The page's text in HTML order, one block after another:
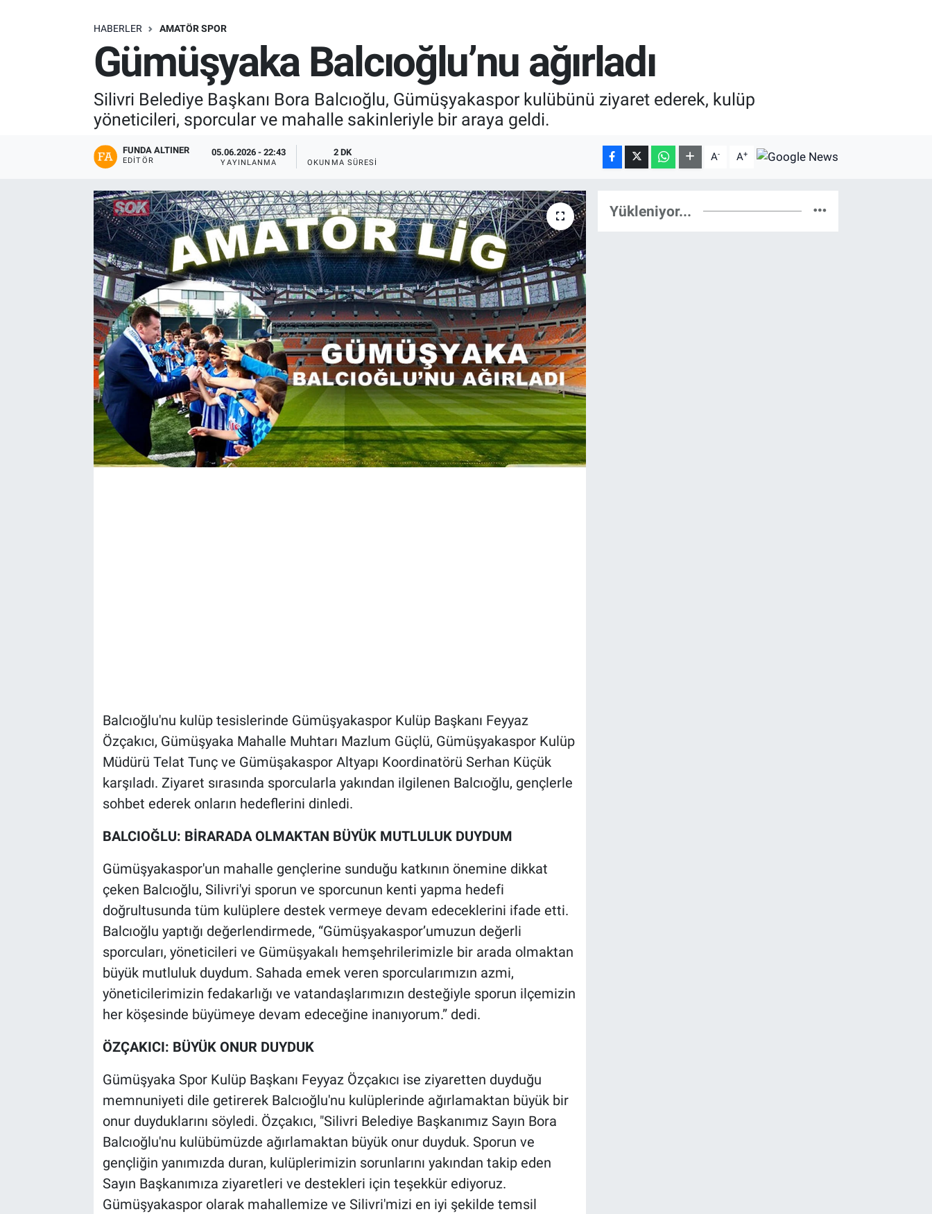
HABERLER AMATÖR SPOR
Gümüşyaka Balcıoğlu’nu ağırladı
Silivri Belediye Başkanı Bora Balcıoğlu, Gümüşyakaspor kulübünü ziyaret ederek, kulüp
yöneticileri, sporcular ve mahalle sakinleriyle bir araya geldi.
FUNDA ALTINER
EDITÖR
05.06.2026 - 22:43
YAYINLANMA
2 DK
OKUNMA SÜRESI A- A+
Balcıoğlu'nu kulüp tesislerinde Gümüşyakaspor Kulüp Başkanı Feyyaz
Özçakıcı, Gümüşyaka Mahalle Muhtarı Mazlum Güçlü, Gümüşyakaspor Kulüp
Müdürü Telat Tunç ve Gümüşakaspor Altyapı Koordinatörü Serhan Küçük
karşıladı. Ziyaret sırasında sporcularla yakından ilgilenen Balcıoğlu, gençlerle
sohbet ederek onların hedeflerini dinledi.
BALCIOĞLU: BİRARADA OLMAKTAN BÜYÜK MUTLULUK DUYDUM
Gümüşyakaspor'un mahalle gençlerine sunduğu katkının önemine dikkat
çeken Balcıoğlu, Silivri'yi sporun ve sporcunun kenti yapma hedefi
doğrultusunda tüm kulüplere destek vermeye devam edeceklerini ifade etti.
Balcıoğlu yaptığı değerlendirmede, “Gümüşyakaspor’umuzun değerli
sporcuları, yöneticileri ve Gümüşyakalı hemşehrilerimizle bir arada olmaktan
büyük mutluluk duydum. Sahada emek veren sporcularımızın azmi,
yöneticilerimizin fedakarlığı ve vatandaşlarımızın desteğiyle sporun ilçemizin
her köşesinde büyümeye devam edeceğine inanıyorum.” dedi.
ÖZÇAKICI: BÜYÜK ONUR DUYDUK
Gümüşyaka Spor Kulüp Başkanı Feyyaz Özçakıcı ise ziyaretten duyduğu
memnuniyeti dile getirerek Balcıoğlu'nu kulüplerinde ağırlamaktan büyük bir
onur duyduklarını söyledi. Özçakıcı, "Silivri Belediye Başkanımız Sayın Bora
Balcıoğlu'nu kulübümüzde ağırlamaktan büyük onur duyduk. Sporun ve
gençliğin yanımızda duran, kulüplerimizin sorunlarını yakından takip eden
Sayın Başkanımıza ziyaretleri ve destekleri için teşekkür ediyoruz.
Gümüşyakaspor olarak mahallemize ve Silivri'mizi en iyi şekilde temsil
Yükleniyor...
ÖZEL HABER
ASTROLOJİ
RESMİ İLANLAR
Bize ulaşın
İletişim/Künye
Gözden Kaçmasın